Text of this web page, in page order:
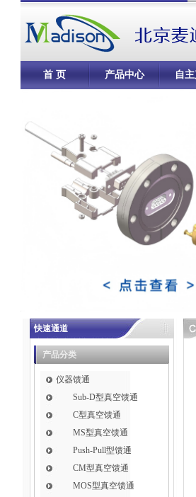
首 页 产品中心 自
快速通道
产品分类
仪器馈通
Sub-D型真空馈通
C型真空馈通
MS型真空馈通
Push-Pull型馈通
CM型真空馈通
MOS型真空馈通